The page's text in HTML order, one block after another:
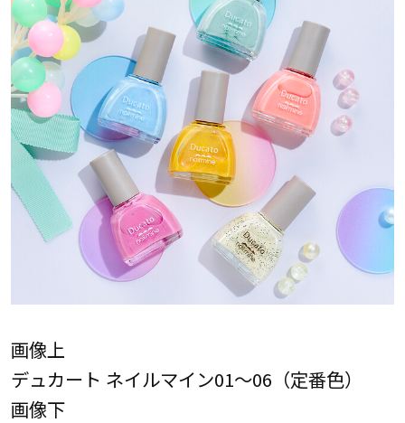
画像上
デュカート ネイルマイン01～06（定番色）
画像下